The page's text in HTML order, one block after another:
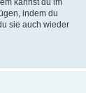
kannst du im
indem du
sie auch wieder